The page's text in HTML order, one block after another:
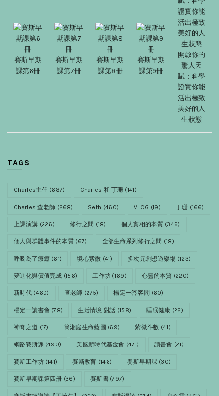
賽斯早期
課第6冊
賽斯早期
課第7冊
賽斯早期
課第8冊
賽斯早期
課第9冊
開啟你的
驚人天
賦：科學
證實你能
活出極致
美好的人
生狀態
TAGS
Charles主任 (687) Charles 和 丁珊 (141)
Charles 查老師 (268) Seth (460) VLOG (19) 丁珊 (166)
上課演講 (226) 修行之間 (18) 個人實相的本質(346)
個人與群體事件的本質 (67) 全部生命系列修行之間 (18)
呼吸為了療癒 (61) 境心紫微 (41) 多次元創想遊樂場 (123)
夢進化與價值完成 (156) 工作坊 (169) 心靈的本質 (220)
新時代(460) 查老師 (275) 楊定一答客問 (60)
楊定一讀書會 (78) 生活情境 對話 (158) 睡眠健康 (22)
神奇之道 (17) 簡湘庭生命藍圖 (69) 紫微斗數 (41)
網路賽斯課 (490) 美國新時代基金會 (471) 讀書會 (21)
賽斯工作坊 (141) 賽斯教育 (146) 賽斯早期課(30)
賽斯早期課第四册 (36) 賽斯書(797)